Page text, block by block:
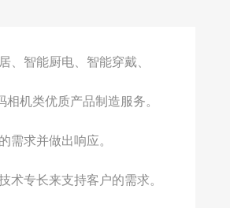
、智能厨电、智能穿戴、
机类优质产品制造服务。
需求并做出响应。
专长来支持客户的需求。